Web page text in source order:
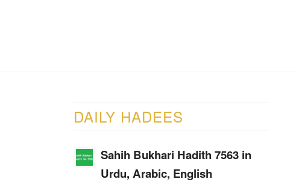
DAILY HADEES
Sahih Bukhari Hadith 7563 in
Urdu, Arabic, English